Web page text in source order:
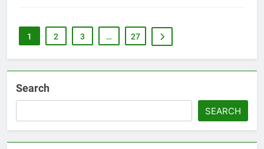
1 2 3 … 27
Search
SEARCH